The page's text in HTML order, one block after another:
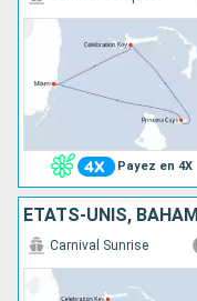
Payez en 4X
ÉTATS-UNIS,
Carnival Sunrise